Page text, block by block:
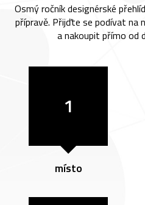
Osmý ročník designérské
přípravě. Přijďte se podívat na
a nakoupit přímo od
1
místo